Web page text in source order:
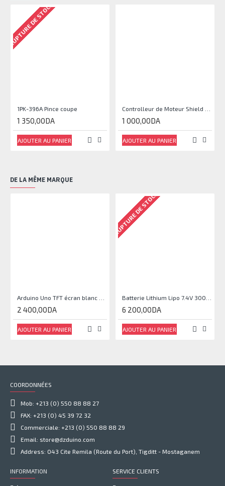
RUPTURE DE STOCK
1PK-396A Pince coupe
1 350,00DA
AJOUTER AU PANIER
1 000,00DA
AJOUTER AU PANIER
DE LA MÊME MARQUE
2 400,00DA
AJOUTER AU PANIER
RUPTURE DE STOCK
6 200,00DA
AJOUTER AU PANIER
COORDONNÉES
Mob: +213 (0) 550 88 88 27
FAX: +213 (0) 45 39 72 32
Commerciale: +213 (0) 550 88 88 29
Email: store@dzduino.com
Address: 043 Cite Remila (Route du Port), Tigditt - Mostaganem
INFORMATION SERVICE CLIENTS